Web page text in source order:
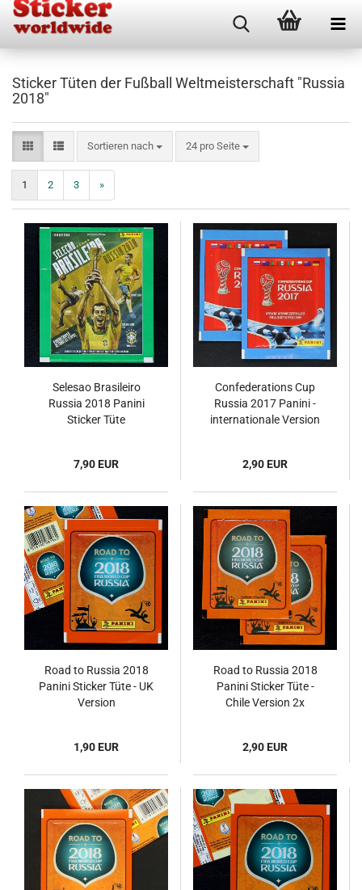
Sticker Tüten der Fußball Weltmeisterschaft "Russia
2018"
Sortieren nach
Sortieren nach 24 pro Seite
pro Seite
1 2 3 »
Selesao Brasileiro
Russia 2018 Panini
Sticker Tüte
7,90 EUR
Confederations Cup
Russia 2017 Panini -
internationale Version
2,90 EUR
Road to Russia 2018
Panini Sticker Tüte - UK
Version
1,90 EUR
Road to Russia 2018
Panini Sticker Tüte -
Chile Version 2x
2,90 EUR